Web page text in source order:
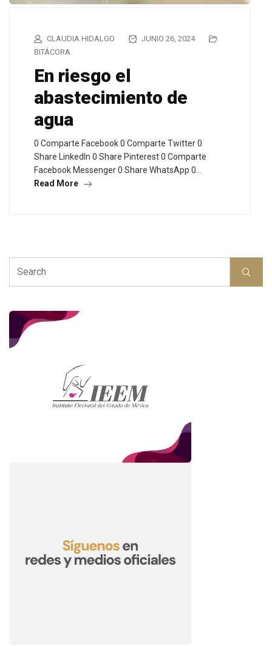
CLAUDIA HIDALGO
JUNIO 26, 2024
BITÁCORA
En riesgo el
abastecimiento de
agua
0 Comparte Facebook 0 Comparte Twitter 0
Share LinkedIn 0 Share Pinterest 0 Comparte
Facebook Messenger 0 Share WhatsApp 0…
Read More